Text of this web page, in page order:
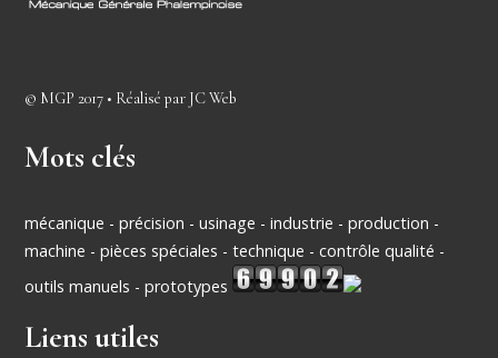
© MGP 2017 • Réalisé par JC Web
Mots clés
mécanique - précision - usinage - industrie - production -
machine - pièces spéciales - technique - contrôle qualité -
outils manuels - prototypes
Liens utiles